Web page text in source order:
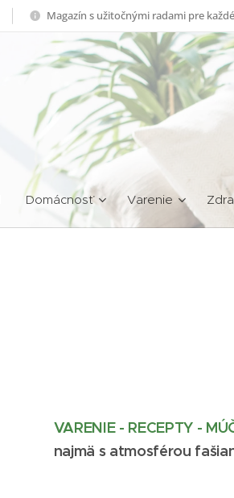
Magazín s užitočnými radami pre
Domácnosť Varenie
VARENIE - RECEPTY -
najmä s atmosférou